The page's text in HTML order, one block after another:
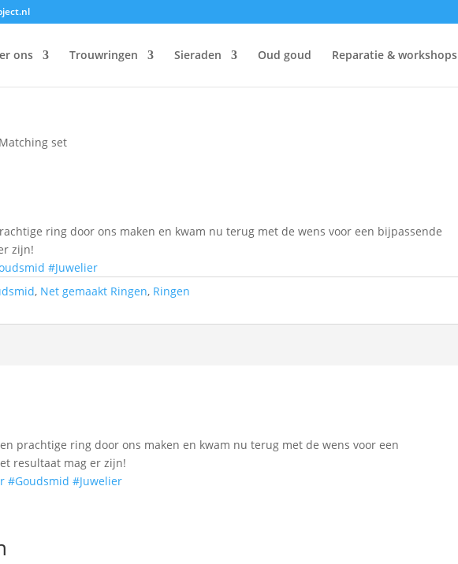
ons Trouwringen Sieraden Oud goud Reparatie & workshops
set
ring door ons maken en kwam nu terug met de wens voor een bijpassende
zijn!
#Juwelier
, Net gemaakt Ringen, Ringen
prachtige ring door ons maken en kwam nu terug met de wens voor een
resultaat mag er zijn!
#Goudsmid #Juwelier